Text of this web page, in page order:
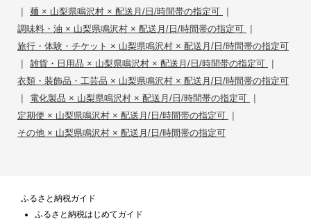
| 麺 × 山梨県鳴沢村 × 配送月/日/時間帯の指定可 |
調味料・油 × 山梨県鳴沢村 × 配送月/日/時間帯の指定可 |
旅行・体験・チケット × 山梨県鳴沢村 × 配送月/日/時間帯の指定可
| 雑貨・日用品 × 山梨県鳴沢村 × 配送月/日/時間帯の指定可 |
衣類・装飾品・工芸品 × 山梨県鳴沢村 × 配送月/日/時間帯の指定可
| 電化製品 × 山梨県鳴沢村 × 配送月/日/時間帯の指定可 |
定期便 × 山梨県鳴沢村 × 配送月/日/時間帯の指定可 |
その他 × 山梨県鳴沢村 × 配送月/日/時間帯の指定可
ふるさと納税ガイド
ふるさと納税はじめてガイド